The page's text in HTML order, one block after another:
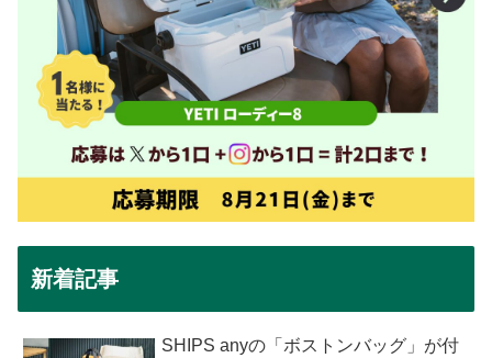
新着記事
SHIPS anyの「ボストンバッグ」が付